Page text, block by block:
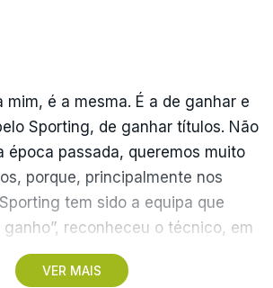
VER MAIS
mim, é a mesma. É a de ganhar e
Sporting, de ganhar títulos. Não
época passada, queremos muito
porque, principalmente nos
tem sido a equipa que
reconheceu o técnico, em